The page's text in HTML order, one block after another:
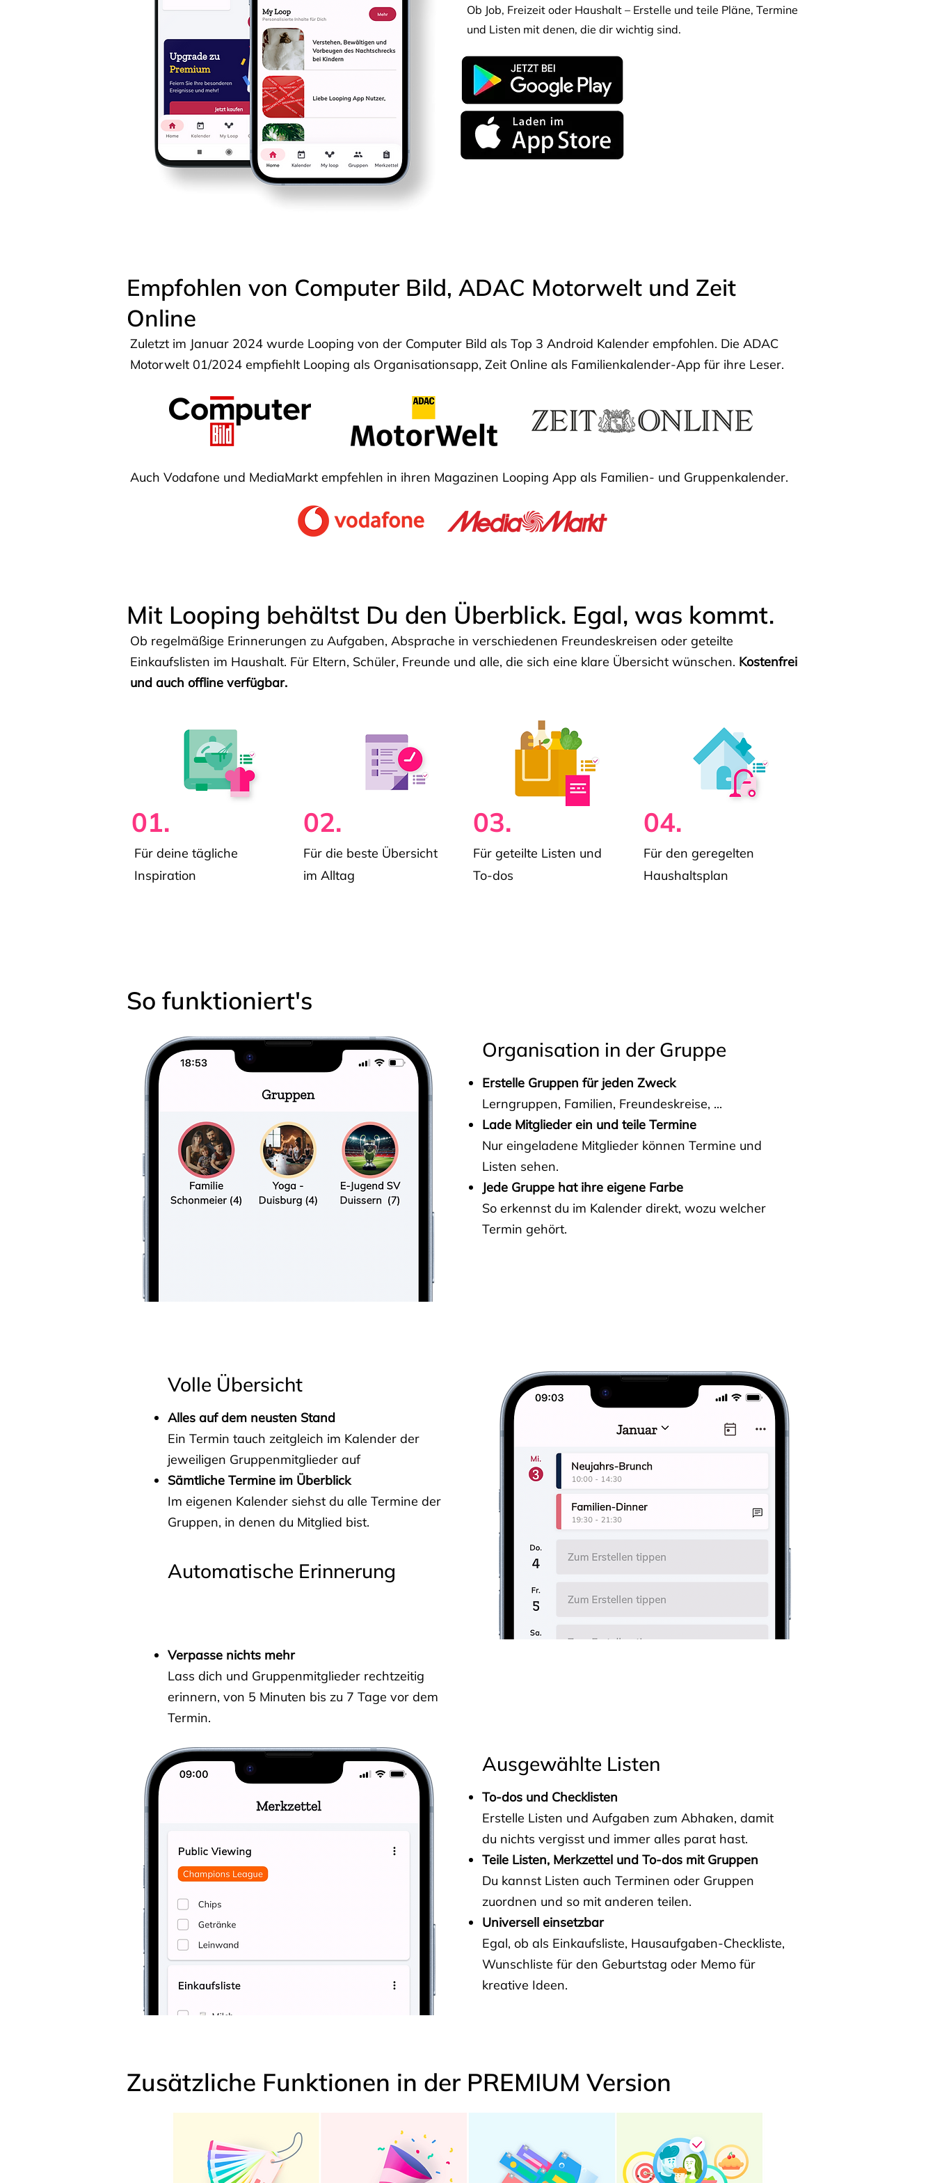
Ob Job, Freizeit oder Haushalt – Erstelle und teile Pläne, Termine
und Listen mit denen, die dir wichtig sind.
Empfohlen von Computer Bild, ADAC Motorwelt und Zeit
Online
Zuletzt im Januar 2024 wurde Looping von der Computer Bild als Top 3 Android Kalender empfohlen. Die ADAC
Motorwelt 01/2024 empfiehlt Looping als Organisationsapp, Zeit Online als Familienkalender-App für ihre Leser.
Auch Vodafone und MediaMarkt empfehlen in ihren Magazinen Looping App als Familien- und Gruppenkalender.
Mit Looping behältst Du den Überblick. Egal, was kommt.
Ob regelmäßige Erinnerungen zu Aufgaben, Absprache in verschiedenen Freundeskreisen oder geteilte
Einkaufslisten im Haushalt. Für Eltern, Schüler, Freunde und alle, die sich eine klare Übersicht wünschen. Kostenfrei
und auch offline verfügbar.
01.
Für deine tägliche
Inspiration
02.
Für die beste Übersicht
im Alltag
03.
Für geteilte Listen und
To-dos
04.
Für den geregelten
Haushaltsplan
So funktioniert's
Organisation in der Gruppe
Erstelle Gruppen für jeden Zweck
Lerngruppen, Familien, Freundeskreise, ...
Lade Mitglieder ein und teile Termine
Nur eingeladene Mitglieder können Termine und
Listen sehen.
Jede Gruppe hat ihre eigene Farbe
So erkennst du im Kalender direkt, wozu welcher
Termin gehört.
Volle Übersicht
Alles auf dem neusten Stand
Ein Termin tauch zeitgleich im Kalender der
jeweiligen Gruppenmitglieder auf
Sämtliche Termine im Überblick
Im eigenen Kalender siehst du alle Termine der
Gruppen, in denen du Mitglied bist.
Automatische Erinnerung
Verpasse nichts mehr
Lass dich und Gruppenmitglieder rechtzeitig
erinnern, von 5 Minuten bis zu 7 Tage vor dem
Termin.
Ausgewählte Listen
To-dos und Checklisten
Erstelle Listen und Aufgaben zum Abhaken, damit
du nichts vergisst und immer alles parat hast.
Teile Listen, Merkzettel und To-dos mit Gruppen
Du kannst Listen auch Terminen oder Gruppen
zuordnen und so mit anderen teilen.
Universell einsetzbar
Egal, ob als Einkaufsliste, Hausaufgaben-Checkliste,
Wunschliste für den Geburtstag oder Memo für
kreative Ideen.
Zusätzliche Funktionen in der PREMIUM Version